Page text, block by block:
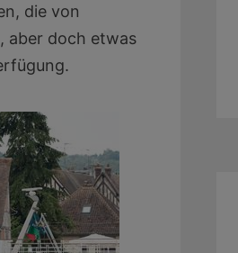
die von
aber doch etwas